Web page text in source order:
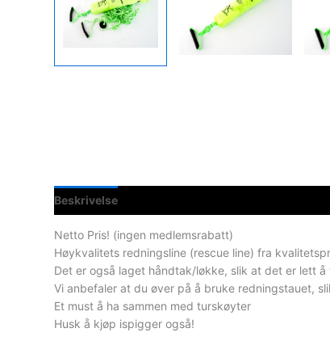
Beskrivelse
Netto Pris! (ingen medlemsrabatt)
Høykvalitets redningsline (rescue line) fra
Det er også laget håndtak/løkke, slik at det er lett
Vi anbefaler at du øver på å bruke redningstauet,
Et must å ha sammen med turskøyter
Husk å kjøp ispigger også!